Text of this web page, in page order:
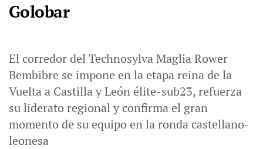
Golobar
El corredor del Technosylva Maglia Rower
Bembibre se impone en la etapa reina de la
Vuelta a Castilla y León élite-sub23, refuerza
su liderato regional y confirma el gran
momento de su equipo en la ronda castellano-
leonesa